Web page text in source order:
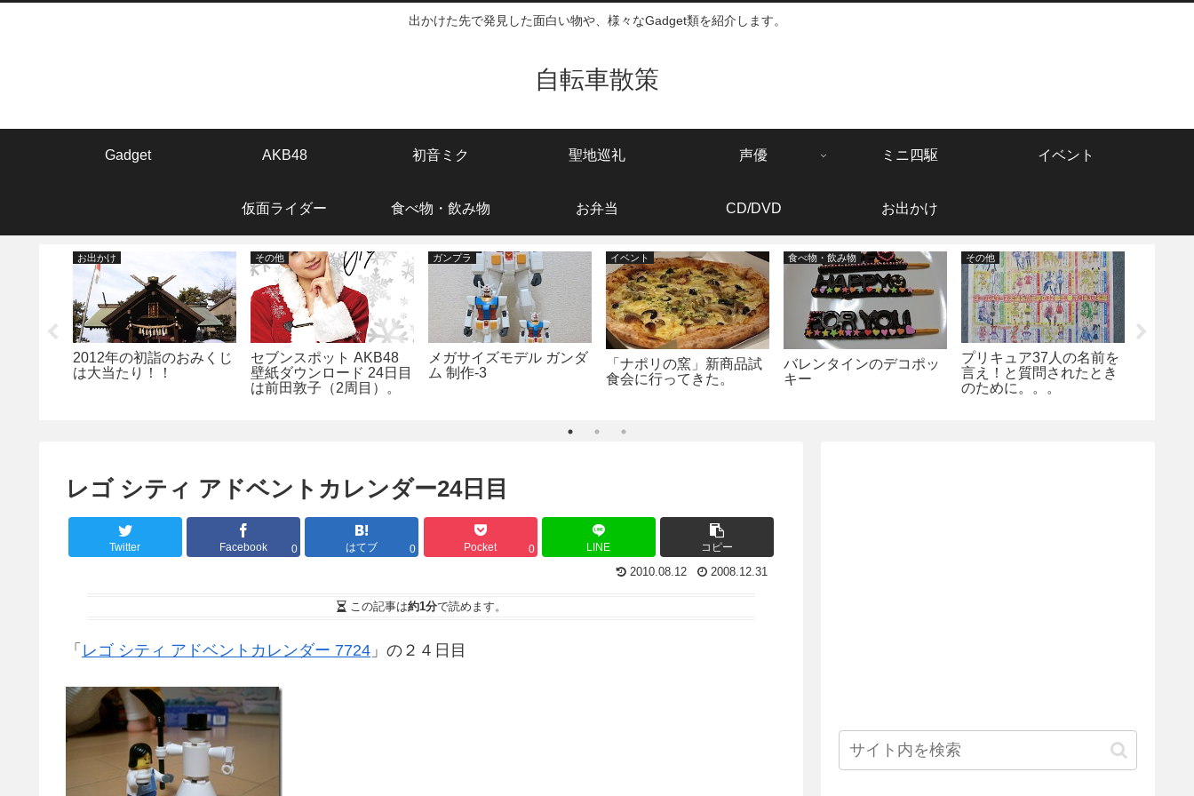
出かけた先で発見した面白い物や、様々なGadget類を紹介します。
自転車散策
Gadget AKB48 初音ミク 聖地巡礼 声優 ミニ四駆 イベント
仮面ライダー 食べ物・飲み物 お弁当 CD/DVD お出かけ
お出かけ
2012年の初詣のおみくじ
は大当たり！！
その他
セブンスポット AKB48
壁紙ダウンロード 24日目
は前田敦子（2周目）。
ガンプラ
メガサイズモデル ガンダ
ム 制作-3
イベント
「ナポリの窯」新商品試
食会に行ってきた。
食べ物・飲み物
バレンタインのデコポッ
キー
その他
プリキュア37人の名前を
言え！と質問されたとき
のために。。。
レゴ シティ アドベントカレンダー24日目
Twitter Facebook 0 はてブ 0 Pocket 0 LINE コピー
2010.08.12 2008.12.31
この記事は約1分で読めます。
「 レゴ シティ アドベントカレンダー 7724 」の２４日目